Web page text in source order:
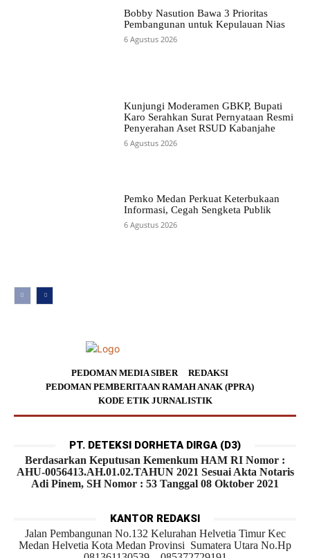
Bobby Nasution Bawa 3 Prioritas
Pembangunan untuk Kepulauan Nias
6 Agustus 2026
Kunjungi Moderamen GBKP, Bupati
Karo Serahkan Surat Pernyataan Resmi
Penyerahan Aset RSUD Kabanjahe
6 Agustus 2026
Pemko Medan Perkuat Keterbukaan
Informasi, Cegah Sengketa Publik
6 Agustus 2026
PEDOMAN MEDIA SIBER
REDAKSI
PEDOMAN PEMBERITAAN RAMAH ANAK (PPRA)
KODE ETIK JURNALISTIK
PT. DETEKSI DORHETA DIRGA (D3)
Berdasarkan Keputusan Kemenkum HAM RI Nomor :
AHU-0056413.AH.01.02.TAHUN 2021 Sesuai Akta Notaris
Adi Pinem, SH Nomor : 53 Tanggal 08 Oktober 2021
KANTOR REDAKSI
Jalan Pembangunan No.132 Kelurahan Helvetia Timur Kec
Medan Helvetia Kota Medan Provinsi Sumatera Utara No.Hp